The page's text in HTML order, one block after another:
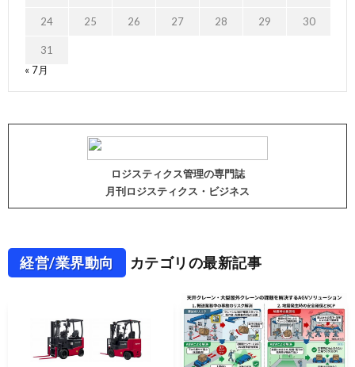
24 25 26 27 28 29 30
31
« 7月
ロジスティクス管理の専門誌
月刊ロジスティクス・ビジネス
経営/業界動向 カテゴリの最新記事